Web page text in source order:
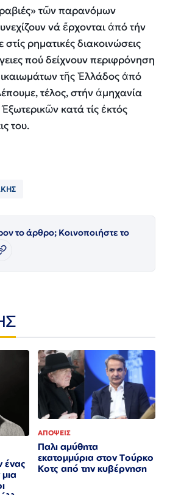
τῶν παρανόμων
νά ἔρχονται ἀπό τήν
ρηματικές διακοινώσεις
πού δείχνουν περιφρόνηση
τῆς Ἑλλάδος ἀπό
τέλος, στήν ἀμηχανία
κατά τίς ἐκτός
του.
το άρθρο; Κοινοποιήστε το
ένας
ΑΠΟΨΕΙΣ
Παλι αμύθητα
εκατομμύρια στον Τούρκο
Κοτς από την κυβέρνηση